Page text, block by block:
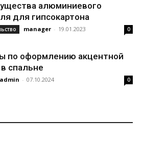
алюминиевого
для гипсокартона
manager - 19.01.2023 0
по оформлению акцентной
спальне
admin - 07.10.2024 0